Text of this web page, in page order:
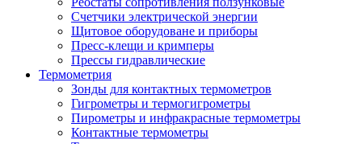
Счетчики электрической энергии
Щитовое оборудоване и приборы
Пресс-клещи и кримперы
Прессы гидравлические
Термометрия
Зонды для контактных термометров
Гигрометры и термогигрометры
Пирометры и инфракрасные термометры
Контактные термометры